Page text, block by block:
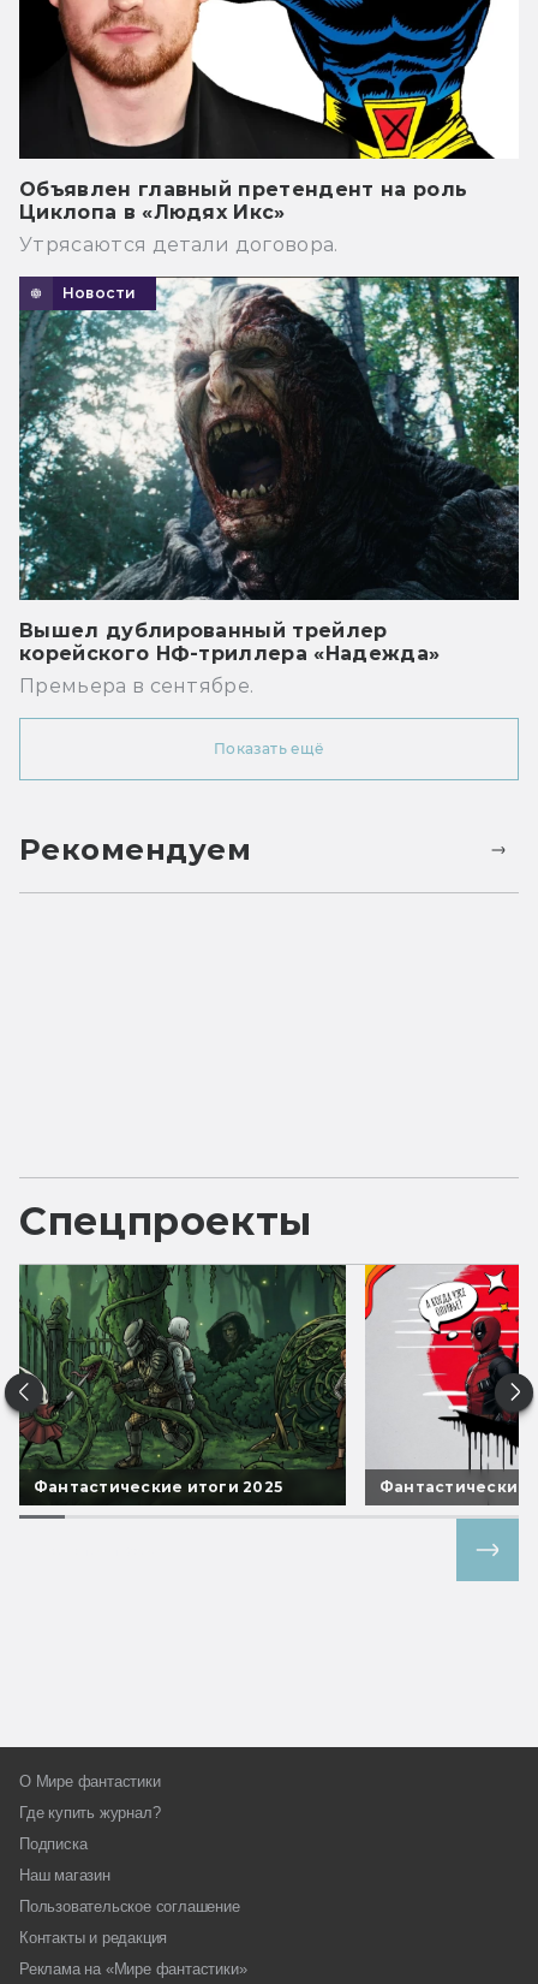
Объявлен главный претендент на роль
Циклопа в «Людях Икс»
Утрясаются детали договора.
Новости
Вышел дублированный трейлер
корейского НФ-триллера «Надежда»
Премьера в сентябре.
Показать ещё
Рекомендуем
Спецпроекты
Фантастические итоги 2025 Фантастические
О Мире фантастики
Где купить журнал?
Подписка
Наш магазин
Пользовательское соглашение
Контакты и редакция
Реклама на «Мире фантастики»